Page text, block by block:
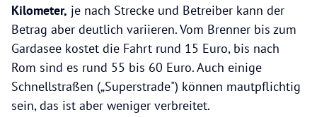
Kilometer, je nach Strecke und Betreiber kann der
Betrag aber deutlich variieren. Vom Brenner bis zum
Gardasee kostet die Fahrt rund 15 Euro, bis nach
Rom sind es rund 55 bis 60 Euro. Auch einige
Schnellstraßen („Superstrade") können mautpflichtig
sein, das ist aber weniger verbreitet.